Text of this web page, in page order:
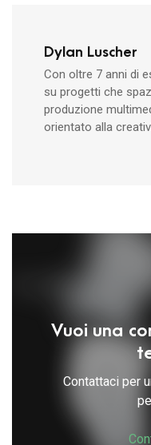
Dylan Luscher
Con oltre 7 anni di
su progetti che
produzione
orientato alla
Vuoi una
Contattaci per